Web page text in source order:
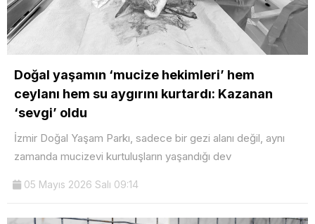
Doğal yaşamın ‘mucize hekimleri’ hem
ceylanı hem su aygırını kurtardı: Kazanan
‘sevgi’ oldu
İzmir Doğal Yaşam Parkı, sadece bir gezi alanı değil, aynı
zamanda mucizevi kurtuluşların yaşandığı dev
05 Mayıs 2026 Salı 09:14